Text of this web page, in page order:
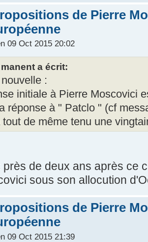
de Pierre
09 Oct 2015 20:02
a écrit:
:
initiale à Pierre Moscovici
réponse à " Patclo " (cf
tout de même tenu une
près de deux ans après ce
sous son allocution
de Pierre
09 Oct 2015 21:39